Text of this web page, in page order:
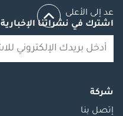
عد إلى الأعلى
اشترك في نشراتنا الإخبارية
شركة
إتصل بنا